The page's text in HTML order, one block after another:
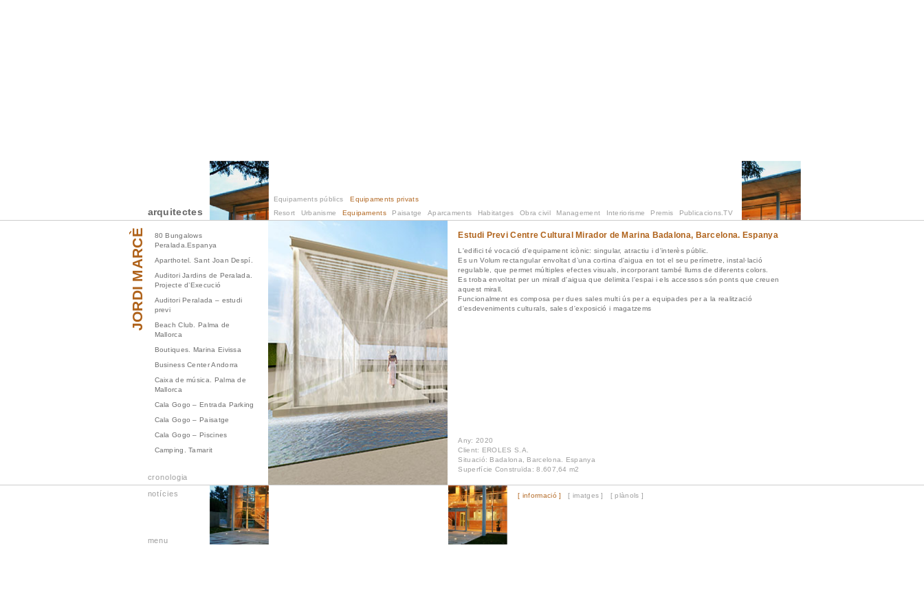
arquitectes
Equipaments públics
Equipaments privats
Resort
Urbanisme Equipaments Paisatge Aparcaments Habitatges Obra civil Management Interiorisme Premis Publicacions.TV
JORDI MARCÈ
cronologia
80 Bungalows
Peralada.Espanya
Aparthotel. Sant Joan Despí.
Auditori Jardins de Peralada.
Projecte d’Execució
Auditori Peralada – estudi
previ
Beach Club. Palma de
Mallorca
Boutiques. Marina Eivissa
Business Center Andorra
Caixa de música. Palma de
Mallorca
Cala Gogo – Entrada Parking
Cala Gogo – Paisatge
Cala Gogo – Piscines
Camping. Tamarit
Girona
Casino. Andorra
Centre Cultural Badalona
Centre Formació. Madrid
Centre Formació. Madrid
Estudi Previ Centre Cultural Mirador de Marina Badalona, Barcelona. Espanya
L'edifici té vocació d'equipament icònic: singular, atractiu i d'interès públic.
Es un Volum rectangular envoltat d’una cortina d'aigua en tot el seu perímetre, instal·lació
regulable, que permet múltiples efectes visuals, incorporant també llums de diferents colors.
Es troba envoltat per un mirall d'aigua que delimita l'espai i els accessos són ponts que creuen
aquest mirall.
Funcionalment es composa per dues sales multi ús per a equipades per a la realització
d'esdeveniments culturals, sales d'exposició i magatzems
Any: 2020
Client: EROLES S.A.
Situació: Badalona, Barcelona. Espanya
Superfície Construïda: 8.607,64 m2
notícies
menu
[ informació ] [ imatges ] [ plànols ]